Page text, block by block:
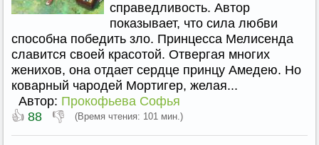
справедливость. Автор
показывает, что сила любви
способна победить зло. Принцесса Мелисенда
славится своей красотой. Отвергая многих
женихов, она отдает сердце принцу Амедею. Но
коварный чародей Мортигер, желая...
Автор: Прокофьева Софья
👍 88 👎 (Время чтения: 101 мин.)